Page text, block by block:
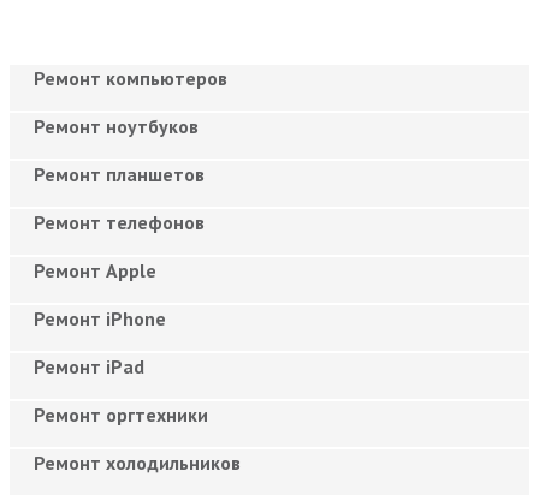
Ремонт компьютеров
Ремонт ноутбуков
Ремонт планшетов
Ремонт телефонов
Ремонт Apple
Ремонт iPhone
Ремонт iPad
Ремонт оргтехники
Ремонт холодильников